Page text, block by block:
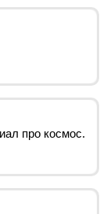
про космос.